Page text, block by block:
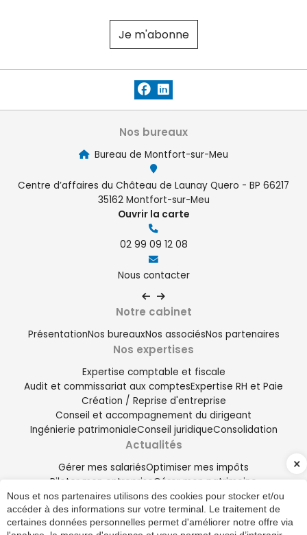
Je m'abonne
Nos bureaux
Bureau de Montfort-sur-Meu
Centre d’affaires du Château de Launay Quero - BP 66217
35162 Montfort-sur-Meu
Ouvrir la carte
02 99 09 12 08
Nous contacter
Notre cabinet
PrésentationNos bureauxNos associésNos partenaires
Nos expertises
Expertise comptable et fiscale
Audit et commissariat aux comptesExpertise RH et Paie
Création / Reprise d'entreprise
Conseil et accompagnement du dirigeant
Ingénierie patrimonialeConseil juridiqueConsolidation
Actualités
Gérer mes salariésOptimiser mes impôts
Piloter mon entrepriseGérer mon patrimoine
Digitaliser mon entreprise
Nos outils
Nous et nos partenaires utilisons des cookies pour stocker et/ou
accéder à des informations sur votre terminal. Le traitement de
certaines données personnelles permet d'améliorer notre offre via